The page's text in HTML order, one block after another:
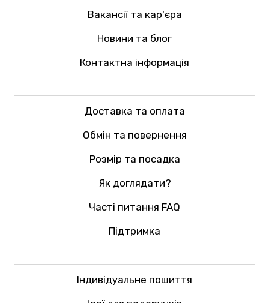
Вакансії та кар'єра
Новини та блог
Контактна інформація
Доставка та оплата
Обмін та повернення
Розмір та посадка
Як доглядати?
Часті питання FAQ
Підтримка
Індивідуальне пошиття